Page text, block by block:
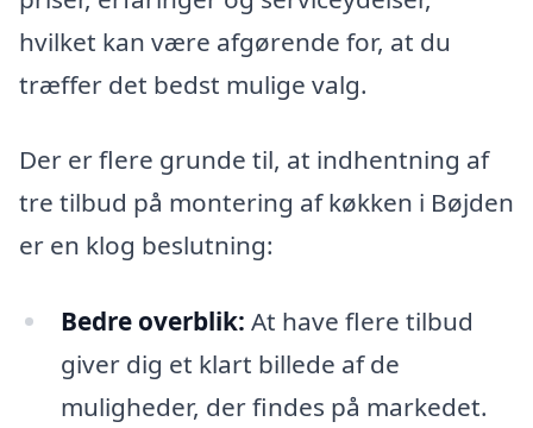
hvilket kan være afgørende for, at du
træffer det bedst mulige valg.
Der er flere grunde til, at indhentning af
tre tilbud på montering af køkken i Bøjden
er en klog beslutning:
Bedre overblik: At have flere tilbud
giver dig et klart billede af de
muligheder, der findes på markedet.